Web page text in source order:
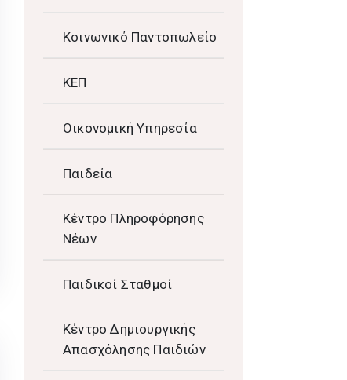
Κοινωνικό Παντοπωλείο
ΚΕΠ
Οικονομική Υπηρεσία
Παιδεία
Κέντρο Πληροφόρησης
Νέων
Παιδικοί Σταθμοί
Κέντρο Δημιουργικής
Απασχόλησης Παιδιών